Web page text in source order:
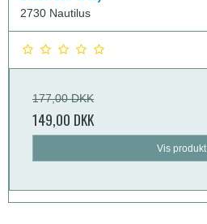
2730 Nautilus
177,00 DKK
149,00 DKK
Vis produkt